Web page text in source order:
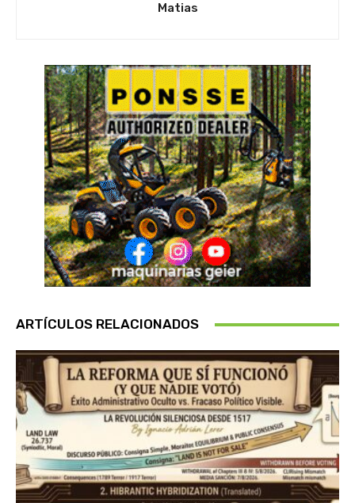
Matias
ARTÍCULOS RELACIONADOS